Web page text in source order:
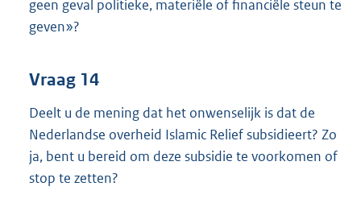
geen geval politieke, materiële of financiële steun te
geven»?
Vraag 14
Deelt u de mening dat het onwenselijk is dat de
Nederlandse overheid Islamic Relief subsidieert? Zo
ja, bent u bereid om deze subsidie te voorkomen of
stop te zetten?